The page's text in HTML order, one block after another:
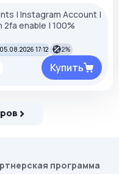
| Instagram Account |
enable | 100%
05.08.2026 17:12 2%
Купить
программа